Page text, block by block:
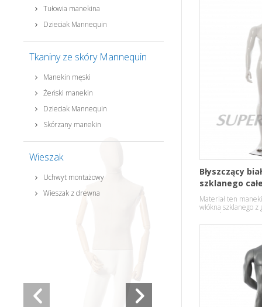
Tułowia manekina
Dzieciak Mannequin
Tkaniny ze skóry Mannequin
Manekin męski
Żeński manekin
Dzieciak Mannequin
Skórzany manekin
Wieszak
Uchwyt montażowy
Wieszak z drewna
Błyszczący
szklanego
manekin
Materiał ten
włókna szklanego z
pose.abstract
wyświetlacz.